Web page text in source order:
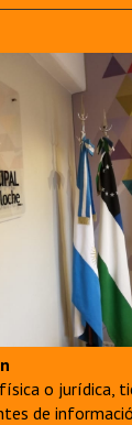
o jurídica,
de